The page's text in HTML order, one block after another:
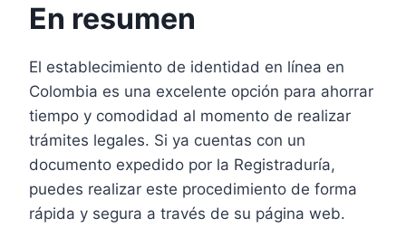
En resumen
El establecimiento de identidad en línea en
Colombia es una excelente opción para ahorrar
tiempo y comodidad al momento de realizar
trámites legales. Si ya cuentas con un
documento expedido por la Registraduría,
puedes realizar este procedimiento de forma
rápida y segura a través de su página web.